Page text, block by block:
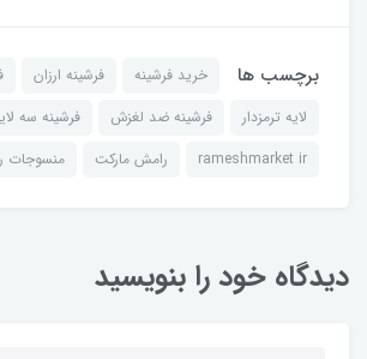
برچسب ها خرید فرشینه فرشینه ارزان
لایه ترمزدار
فرشینه ضد لغزش
فرشینه سه
rameshmarket ir
رامش مارکت منسوجات
دیدگاه خود را بنویسید